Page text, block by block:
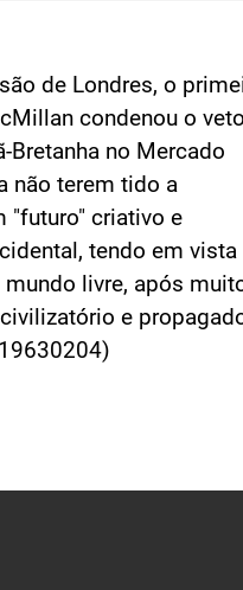
de Londres, o
condenou o
Bretanha no Mercado
não terem tido a
"futuro" criativo e
tendo em vista
livre, após
e